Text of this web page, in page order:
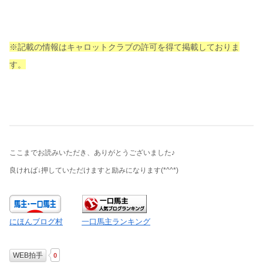
※記載の情報はキャロットクラブの許可を得て掲載しておりま
す。
ここまでお読みいただき、ありがとうございました♪
良ければ↓押していただけますと励みになります(*^^*)
にほんブログ村 一口馬主ランキング
WEB拍手 0